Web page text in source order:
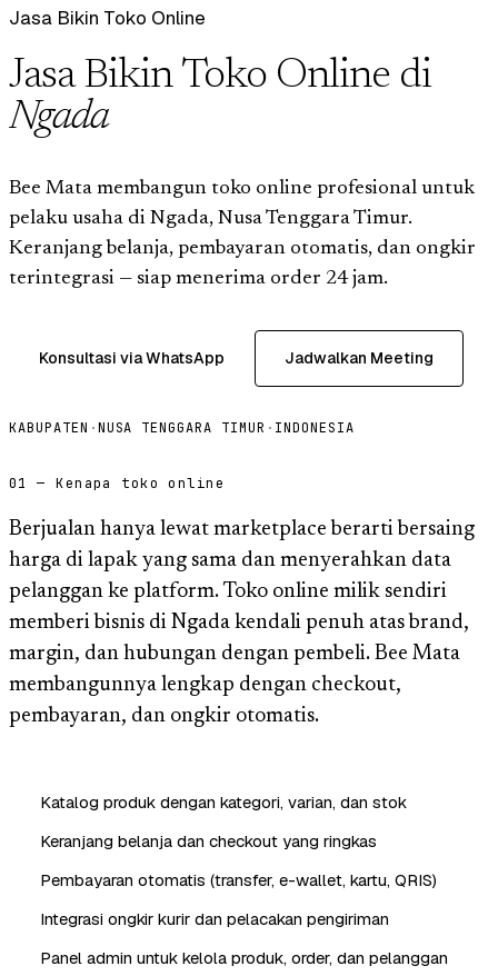
Jasa Bikin Toko Online
Jasa Bikin Toko Online di
Ngada
Bee Mata membangun toko online profesional untuk
pelaku usaha di Ngada, Nusa Tenggara Timur.
Keranjang belanja, pembayaran otomatis, dan ongkir
terintegrasi — siap menerima order 24 jam.
Konsultasi via WhatsApp Jadwalkan Meeting
KABUPATEN ·NUSA TENGGARA TIMUR · INDONESIA
01 — Kenapa toko online
Berjualan hanya lewat marketplace berarti bersaing
harga di lapak yang sama dan menyerahkan data
pelanggan ke platform. Toko online milik sendiri
memberi bisnis di Ngada kendali penuh atas brand,
margin, dan hubungan dengan pembeli. Bee Mata
membangunnya lengkap dengan checkout,
pembayaran, dan ongkir otomatis.
Katalog produk dengan kategori, varian, dan stok
Keranjang belanja dan checkout yang ringkas
Pembayaran otomatis (transfer, e-wallet, kartu, QRIS)
Integrasi ongkir kurir dan pelacakan pengiriman
Panel admin untuk kelola produk, order, dan pelanggan